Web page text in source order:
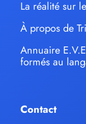
La réalité sur
À propos de
Annuaire
formés au
Contact